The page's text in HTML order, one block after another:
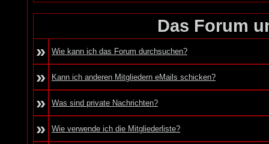
Das Forum
»
Wie kann ich das Forum durchsuchen?
» Kann ich anderen Mitgliedern eMails schicken?
» Was sind private Nachrichten?
» Wie verwende ich die Mitgliederliste?